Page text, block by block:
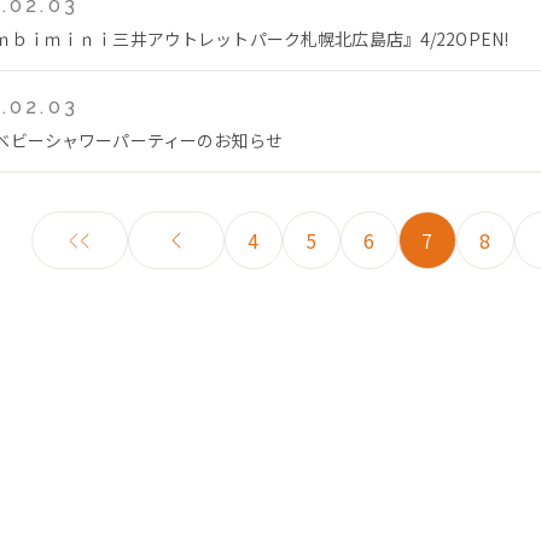
ｂｉｍｉｎｉ三井アウトレットパーク札幌北広島店』4/22OPEN!
ビーシャワーパーティーのお知らせ
4 5 6 7 8